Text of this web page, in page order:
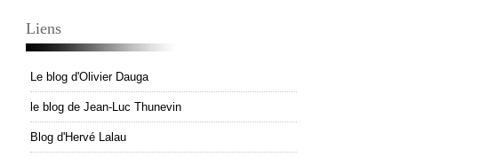
Liens
Le blog d'Olivier Dauga
le blog de Jean-Luc Thunevin
Blog d'Hervé Lalau